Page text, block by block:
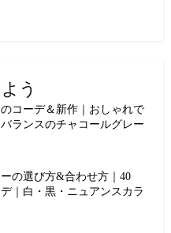
う
コーデ＆新作｜おしゃれで
ランスのチャコールグレー
の選び方&合わせ方｜40
｜白・黒・ニュアンスカラ